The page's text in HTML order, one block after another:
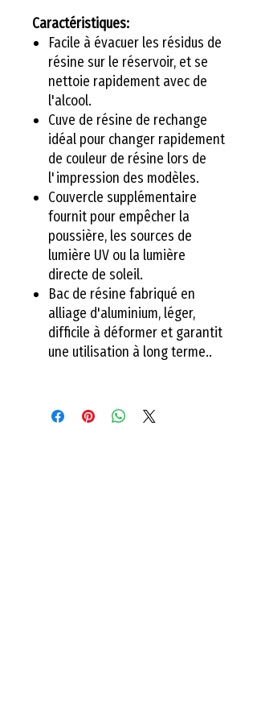
Caractéristiques:
Facile à évacuer les résidus de
résine sur le réservoir, et se
nettoie rapidement avec de
l'alcool.
Cuve de résine de rechange
idéal pour changer rapidement
de couleur de résine lors de
l'impression des modèles.
Couvercle supplémentaire
fournit pour empêcher la
poussière, les sources de
lumière UV ou la lumière
directe de soleil.
Bac de résine fabriqué en
alliage d'aluminium, léger,
difficile à déformer et garantit
une utilisation à long terme..